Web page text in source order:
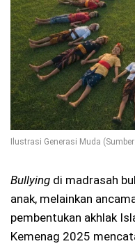
Ilustrasi Generasi Muda
Bullying di madrasah
anak, melainkan
pembentukan akhlak
Kemenag 2025